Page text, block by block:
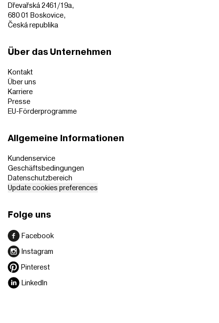
Dřevařská 2461/19a,
680 01 Boskovice,
Česká republika
Über das Unternehmen
Kontakt
Über uns
Karriere
Presse
EU-Förderprogramme
Allgemeine Informationen
Kundenservice
Geschäftsbedingungen
Datenschutzbereich
Update cookies preferences
Folge uns
Facebook
Instagram
Pinterest
LinkedIn